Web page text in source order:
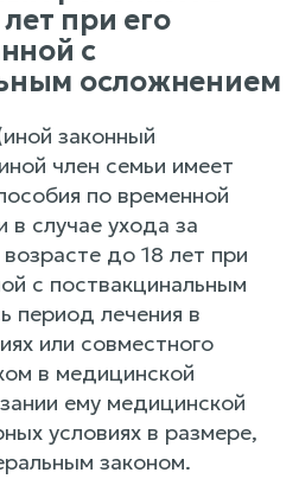
при его
с
осложнением
законный
член семьи имеет
по временной
в случае ухода за
до 18 лет при
с поствакцинальным
период лечения в
или совместного
в медицинской
ему медицинской
условиях в размере,
законом.